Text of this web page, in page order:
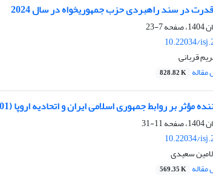
قدرت در سند راهبردی حزب جمهوریخواه در سال 2024
7-23
10.22034/
قربانی
828.82 K
روابط جمهوری اسلامی ایران و اتحادیه اروپا (1401-1357) از دیدگاه نظریه گفتمان
11-31
10.22034/
سعیدی
569.35 K